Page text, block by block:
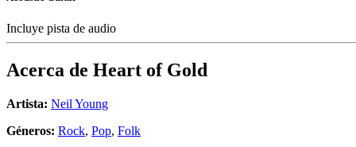
Incluye pista de audio
Acerca de Heart of Gold
Artista: Neil Young
Géneros: Rock, Pop, Folk